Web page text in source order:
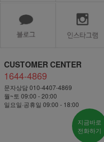
CUSTOMER CENTER
1644-4869
문자상담 010-4407-4869
월~토 09:00 - 20:00
일요일·공휴일 09:00 - 18:00
지금바로
전화하기